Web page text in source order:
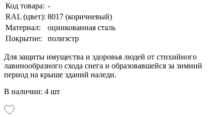
Код товара: -
RAL (цвет): 8017 (коричневый)
Материал:
оцинкованная сталь
Покрытие:
полиэстр
Для защиты имущества и здоровья людей от стихийного
лавинообразного схода снега и образовавшейся за зимний
период на крыше зданий наледи.
В наличии: 4 шт